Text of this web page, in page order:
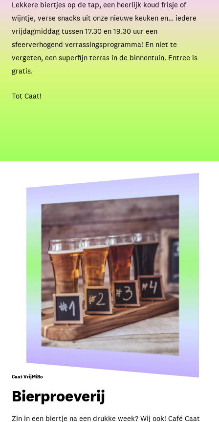
Lekkere biertjes op de tap, een heerlijk koud frisje of
wijntje, verse snacks uit onze nieuwe keuken en… iedere
vrijdagmiddag tussen 17.30 en 19.30 uur een
sfeerverhogend verrassingsprogramma! En niet te
vergeten, een superfijn terras in de binnentuin. Entree is
gratis.
Tot Caat!
Caat VrijMiBo
Bierproeverij
Zin in een biertje na een drukke week? Wij ook! Café Caat